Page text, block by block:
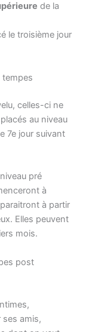
de la
le troisième jour
tempes
celles-ci ne
au niveau
7e jour suivant
pré
à
à partir
Elles peuvent
mois.
post
ses amis,